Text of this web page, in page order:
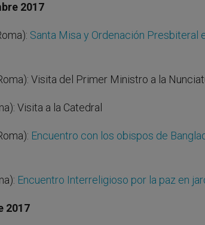
2017
Santa Misa y Ordenación Presbiteral
Visita del Primer Ministro a la
Visita a la Catedral
Encuentro con los obispos de
Encuentro Interreligioso por la paz en
2017